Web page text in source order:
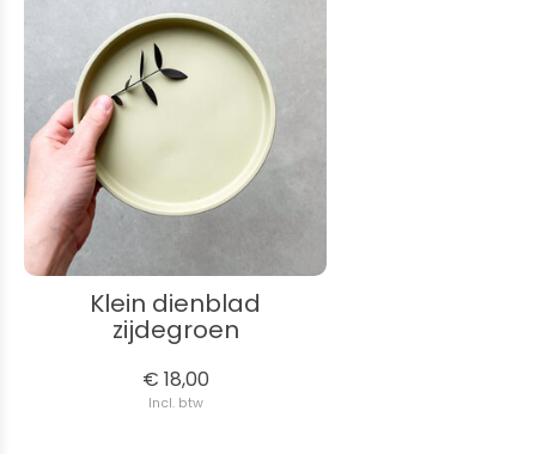
Klein dienblad
zijdegroen
€ 18,00
Incl. btw